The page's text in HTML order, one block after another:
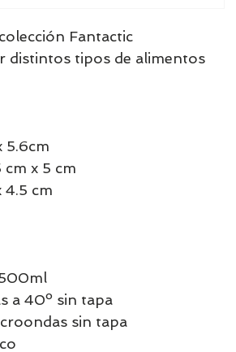
Fantactic
distintos tipos de alimentos
5.6cm
cm x 5 cm
4.5 cm
500ml
a 40º sin tapa
sin tapa